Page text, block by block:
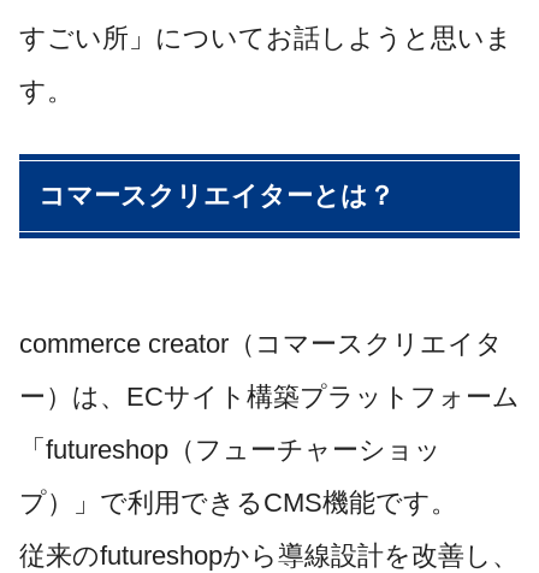
すごい所」についてお話しようと思いま
す。
コマースクリエイターとは？
commerce creator（コマースクリエイタ
ー）は、ECサイト構築プラットフォーム
「futureshop（フューチャーショッ
プ）」で利用できるCMS機能です。
従来のfutureshopから導線設計を改善し、